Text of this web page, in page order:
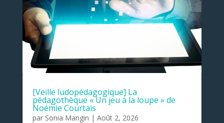
[Veille ludopédagogique] La
pédagothèque « Un jeu à la loupe » de
Noémie Courtais
par Sonia Mangin | Août 2, 2026